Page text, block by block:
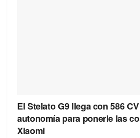
El Stelato G9 llega con 586
autonomía para ponerle las
Xiaomi